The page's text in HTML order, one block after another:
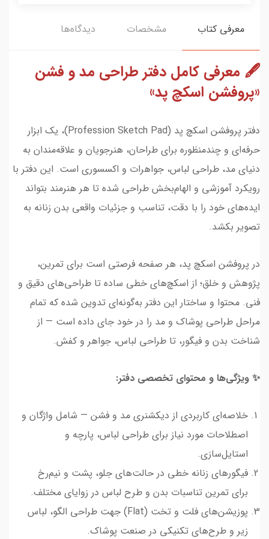
معرفی کتاب مشخصات دیدگاه‌ها
🖋 معرفی کامل دفتر طراحی مد و فشن
«پروفشن اسکچ پد»
دفتر پروفشن اسکچ پد (Profession Sketch Pad)، یک ابزار
حرفه‌ای و چندمنظوره برای طراحان، هنرجویان و علاقه‌مندان به
دنیای مد، طراحی لباس، جواهرات و اکسسوری است. این دفتر با
رویکرد آموزشی و الهام‌بخش طراحی شده تا هر هنرمند بتواند
ایده‌های خود را با دقت، تناسب و جزئیات واقعی بدن زنانه به
تصویر بکشد.
در پروفشن اسکچ پد، هر صفحه فرصتی است برای تمرین،
پژوهش و خلق؛ از اسکچ‌های خطی ساده تا طراحی‌های دقیق و
فنی. محتوا و ساختار این دفتر به‌گونه‌ای تدوین شده که تمام
مراحل طراحی پوشاک و مد را در خود جای داده است — از
شناخت بدن و فیگور، تا طراحی لباس، جواهر و کفش.
✨ ویژگی‌ها و محتوای تخصصی دفتر:
خلاصه‌ای کاربردی از دیکشنری مد و فشن — شامل واژگان و
اصطلاحات مورد نیاز برای طراحی لباس، پارچه و
استایل‌سازی.
فیگورهای زنانه خطی در حالت‌های جلو، پشت و نیم‌رخ
برای تمرین تناسبات بدن و طرح لباس در زوایای مختلف.
پوزیشن‌های فلت و تخت (Flat) جهت طراحی الگو، لباس
زیر و طرح‌های تکنیکی در صنعت پوشاک.